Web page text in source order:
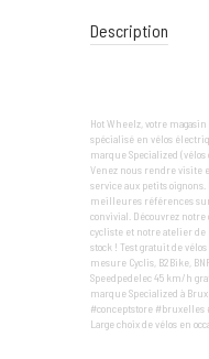
Description
Hot Wheelz, votre
spécialisé en vélos
marque Specialized
Venez nous rendre visite
service aux petits oignons.
meilleures références
convivial. Découvrez
cycliste et notre atelier de
stock ! Test gratuit de
mesure Cyclis, B2Bike,
Speedpedelec 45 km/h
marque Specialized à
#conceptstore #bruxelles
Large choix de vélos en